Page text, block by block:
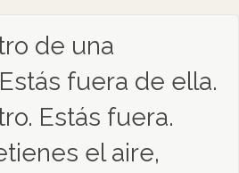
de una
fuera de ella.
Estás fuera.
el aire,